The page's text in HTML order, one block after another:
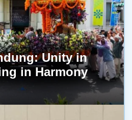
Unity in
in Harmony